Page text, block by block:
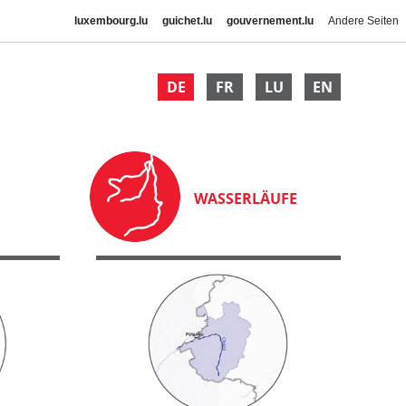
luxembourg.lu guichet.lu gouvernement.lu Andere Seiten
DE FR LU EN
WASSERLÄUFE